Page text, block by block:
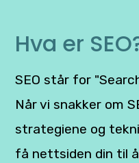
Hva er
SEO står for
Når vi snakker om
strategiene og
få nettsiden din til